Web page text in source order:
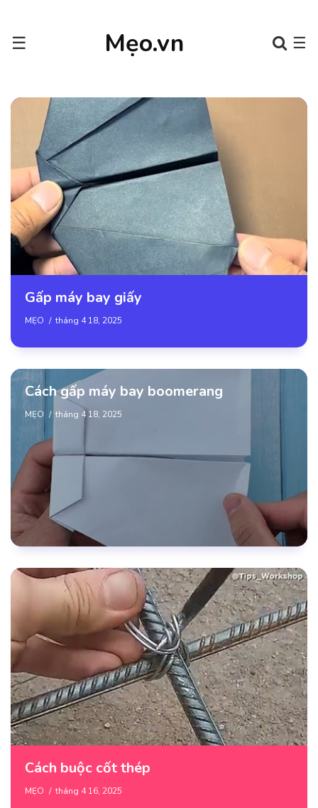
Mẹo.vn
☰ ☰
Gấp máy bay giấy
MẸO tháng 4 18, 2025
Cách gấp máy bay boomerang
MẸO tháng 4 18, 2025
Cách buộc cốt thép
MẸO tháng 4 16, 2025